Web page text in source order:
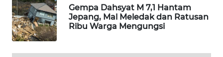
Gempa Dahsyat M 7,1 Hantam
Jepang, Mal Meledak dan Ratusan
Ribu Warga Mengungsi
PLN
WATCH
MKLI